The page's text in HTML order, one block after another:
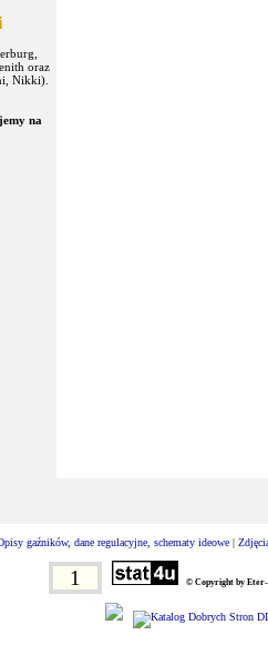
oraz
Nikki).
na
gaźników, dane regulacyjne, schematy ideowe |
1 © Copyright by